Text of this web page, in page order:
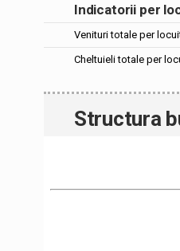
Indicatorii per
Venituri totale per
Cheltuieli totale per
Structura